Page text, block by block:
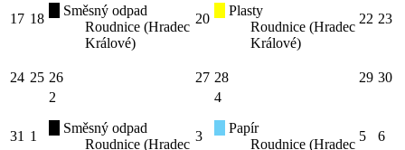
17 18
Směsný odpad
Roudnice (Hradec
Králové)
20
Plasty
Roudnice (Hradec
Králové)
22 23
24 25 26 27 28 29 30
31 1
2
Směsný odpad
Roudnice (Hradec
3
4
Papír
Roudnice (Hradec
5 6